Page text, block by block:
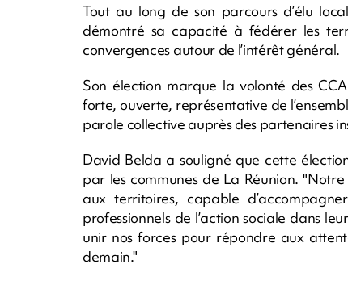
Tout au long de son parcours d’élu
démontré sa capacité à fédérer les
convergences autour de l’intérêt général.
Son élection marque la volonté des
forte, ouverte, représentative de
parole collective auprès des partenaires
David Belda a souligné que cette
par les communes de La Réunion.
aux territoires, capable
professionnels de l’action sociale dans
unir nos forces pour répondre aux
demain."